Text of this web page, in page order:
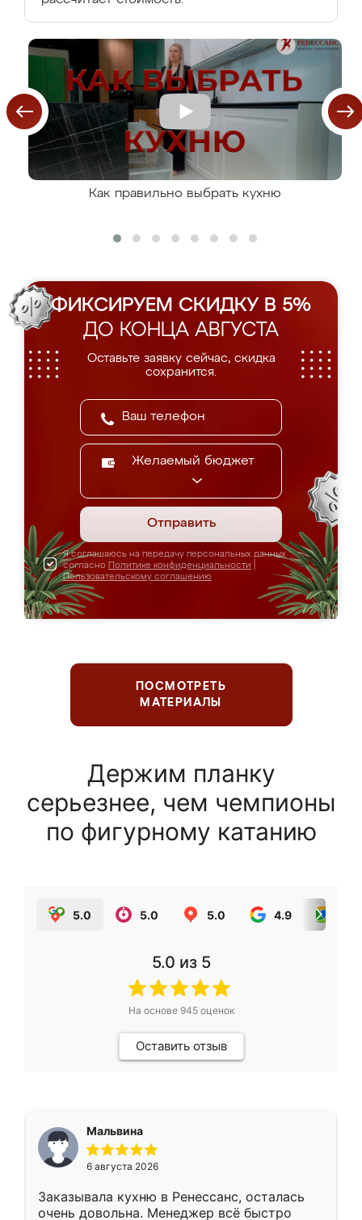
Как правильно выбрать кухню
ФИКСИРУЕМ СКИДКУ В 5%
ДО КОНЦА АВГУСТА
Оставьте заявку сейчас, скидка
сохранится.
Желаемый бюджет
Отправить
Я соглашаюсь на передачу персональных данных
согласно Политике конфиденциальности
Пользовательскому соглашению
ПОСМОТРЕТЬ
МАТЕРИАЛЫ
Держим планку
серьезнее, чем чемпионы
по фигурному катанию
5.0 5.0 5.0 4.9
5.0 из 5
На основе 945оценок
Оставить отзыв
Мальвина
6 августа 2026
Заказывала кухню в Ренессанс, осталась
очень довольна. Менеджер всё быстро